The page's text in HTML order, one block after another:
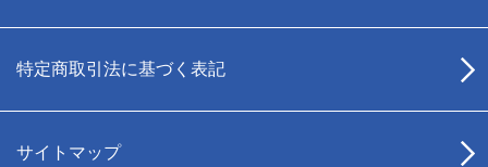
特定商取引法に基づく表記
サイトマップ